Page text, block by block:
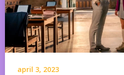
april 3, 2023